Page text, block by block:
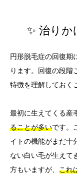
✨ 治り
円形脱毛症の回復期
ります。回復の段階
特徴を理解しておく
最初に生えてくる産
ることが多いです。
イトの機能がまだ十
ない白い毛が生えて
方もいますが、 これ